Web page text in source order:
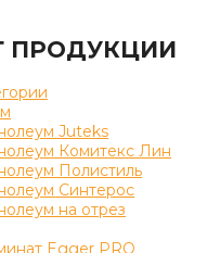
ПРОДУКЦИИ
Juteks
Комитекс Лин
Полистиль
Синтерос
на отрез
Egger PRO